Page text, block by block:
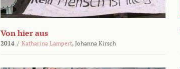
Von hier aus
2014 / Katharina Lampert, Johanna Kirsch